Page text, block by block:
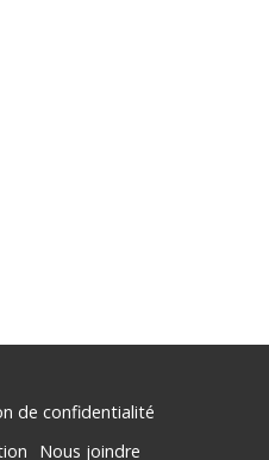
de confidentialité
Nous joindre